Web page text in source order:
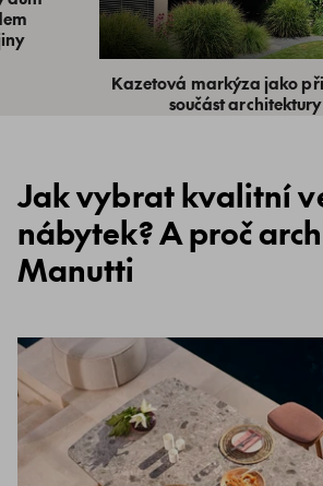
Kazetová markýza jako
součást architektury
Jak vybrat kvalitní
nábytek? A proč
Manutti